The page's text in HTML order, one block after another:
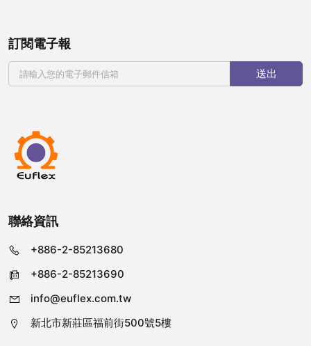
訂閱電子報
送出
聯絡資訊
+886-2-85213680
+886-2-85213690
info@euflex.com.tw
新北市新莊區福前街500號5樓